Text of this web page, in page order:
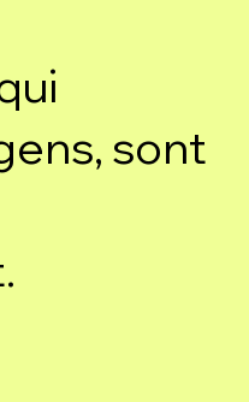
sont